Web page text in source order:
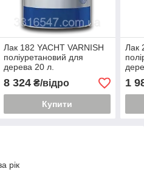
Лак 182 YACHT VARNISH
поліуретановий для
дерева 20 л.
8 324₴/відро
Купити
Лак
1
рік